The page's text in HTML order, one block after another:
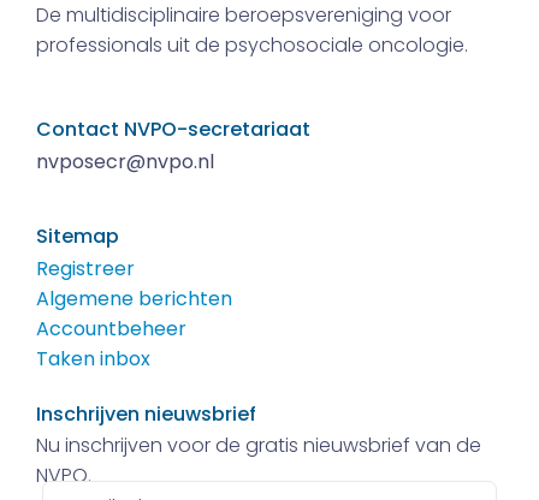
De multidisciplinaire beroepsvereniging voor
professionals uit de psychosociale oncologie.
Contact NVPO-secretariaat
nvposecr@nvpo.nl
Sitemap
Registreer
Algemene berichten
Accountbeheer
Taken inbox
Inschrijven nieuwsbrief
Nu inschrijven voor de gratis nieuwsbrief van de
NVPO.
E-